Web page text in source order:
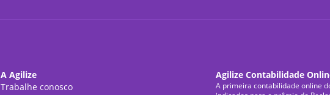
A Agilize
Trabalhe conosco
Agilize Contabilidade
A primeira contabilidade online